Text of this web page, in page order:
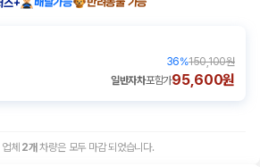
스+ 배달가능 반려동물 가능
36%150,100원
일반자차포함가95,600원
업체 2개 차량은 모두 마감 되었습니다.